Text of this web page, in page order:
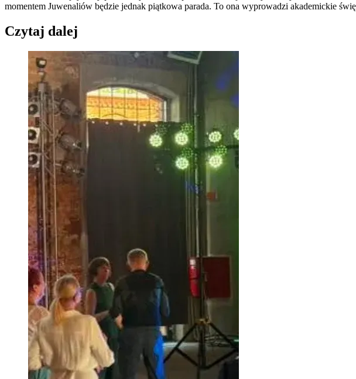
momentem Juwenaliów będzie jednak piątkowa parada. To ona wyprowadzi akademickie
Czytaj dalej